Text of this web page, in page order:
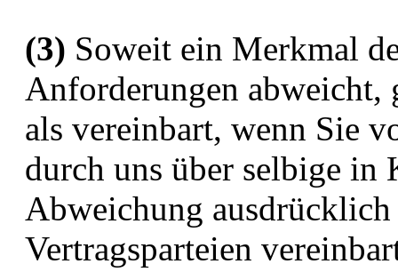
(3) Soweit ein Merkmal
Anforderungen
als vereinbart, wenn Sie
durch uns über selbige in
Abweichung
Vertragsparteien